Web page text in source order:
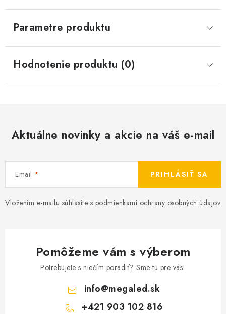
Parametre produktu
Hodnotenie produktu (0)
Aktuálne novinky a akcie na váš e-mail
Email
Vložením e-mailu súhlasíte s podmienkami ochrany osobných údajov
PRIHLÁSIŤ SA
Pomôžeme vám s výberom
Potrebujete s niečím poradiť? Sme tu pre vás!
info@megaled.sk
+421 903 102 816